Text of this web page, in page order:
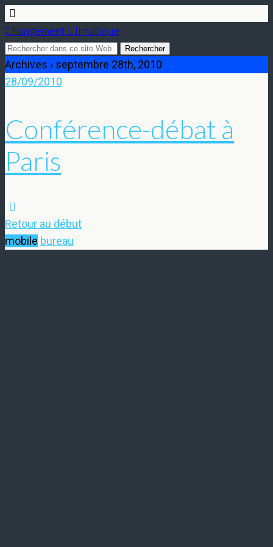
Changement Climatique
Archives › septembre 28th, 2010
28/09/2010
Conférence-débat à
Paris
Retour au début
mobile bureau